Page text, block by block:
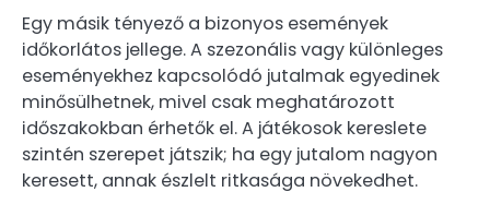
Egy másik tényező a bizonyos események
időkorlátos jellege. A szezonális vagy különleges
eseményekhez kapcsolódó jutalmak egyedinek
minősülhetnek, mivel csak meghatározott
időszakokban érhetők el. A játékosok kereslete
szintén szerepet játszik; ha egy jutalom nagyon
keresett, annak észlelt ritkasága növekedhet.